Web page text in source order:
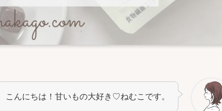
こんにちは！甘いもの大好き♡ねむこです。